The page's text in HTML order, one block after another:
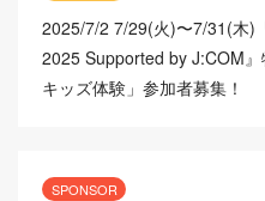
2025/7/2 7/29(火)〜7/31(木)
2025 Supported by J:COM
キッズ体験」参加者募集！
SPONSOR